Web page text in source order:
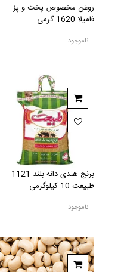
روغن مخصوص پخت و پز
فامیلا 1620 گرمی
ناموجود
برنج هندی دانه بلند 1121
طبیعت 10 کیلوگرمی
ناموجود